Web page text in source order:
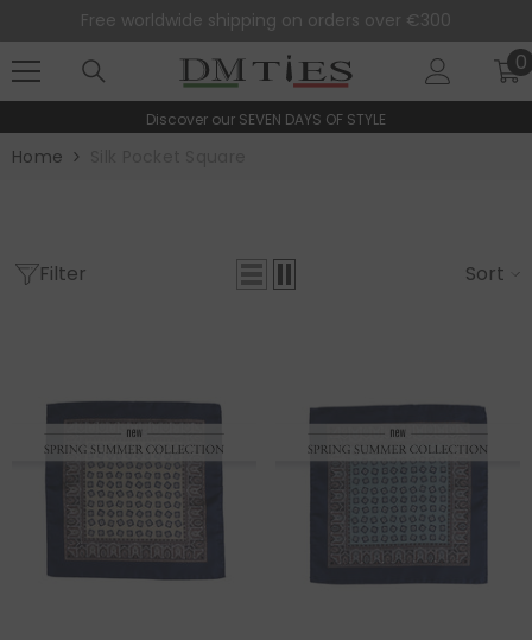
Free worldwide shipping on orders over €300
00
Discover our SEVEN DAYS OF STYLE
Home
Filter Sort